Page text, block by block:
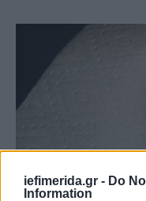
iefimerida.gr - Do
Information